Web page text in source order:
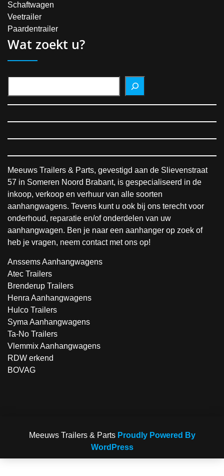
Schaftwagen
Veetrailer
Paardentrailer
Wat zoekt u?
Meeuws Trailers & Parts, gevestigd aan de Slievenstraat
57 in Someren Noord Brabant, is gespecialiseerd in de
inkoop, verkoop en verhuur van alle soorten
aanhangwagens. Tevens kunt u ook bij ons terecht voor
onderhoud, reparatie en/of onderdelen van uw
aanhangwagen. Ben je naar een aanhanger op zoek of
heb je vragen, neem contact met ons op!
Anssems Aanhangwagens
Atec Trailers
Brenderup Trailers
Henra Aanhangwagens
Hulco Trailers
Syma Aanhangwagens
Ta-No Trailers
Vlemmix Aanhangwagens
RDW erkend
BOVAG
Meeuws Trailers & Parts Proudly Powered By
WordPress